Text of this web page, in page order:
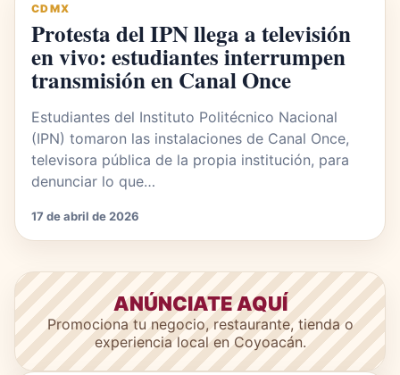
CDMX
Protesta del IPN llega a televisión
en vivo: estudiantes interrumpen
transmisión en Canal Once
Estudiantes del Instituto Politécnico Nacional
(IPN) tomaron las instalaciones de Canal Once,
televisora pública de la propia institución, para
denunciar lo que…
17 de abril de 2026
ANÚNCIATE AQUÍ
Promociona tu negocio, restaurante, tienda o
experiencia local en Coyoacán.